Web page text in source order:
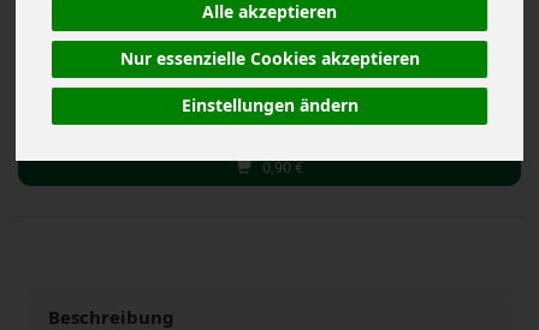
Alle akzeptieren
Nur essenzielle Cookies akzeptieren
Einstellungen ändern
g Stück Kg
0,90 €
Beschreibung